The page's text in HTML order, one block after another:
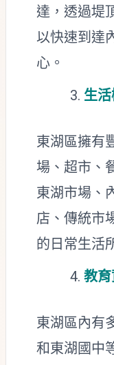
達，透過堤
以快速到達
心。
生活
東湖區擁有
場、超市、
東湖市場、
店、傳統市
的日常生活
教育
東湖區內有
和東湖國中